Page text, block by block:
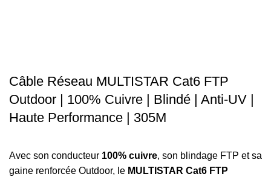
Câble Réseau MULTISTAR Cat6 FTP
Outdoor | 100% Cuivre | Blindé | Anti-UV |
Haute Performance | 305M
Avec son conducteur 100% cuivre, son blindage FTP et sa
gaine renforcée Outdoor, le MULTISTAR Cat6 FTP